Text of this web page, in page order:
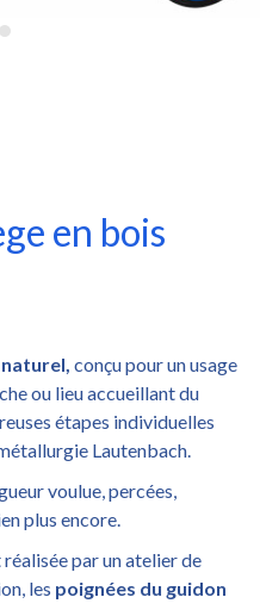
en bois
conçu pour un usage
ou lieu accueillant du
étapes individuelles
Lautenbach.
voulue, percées,
plus encore.
réalisée par un atelier de
les poignées du guidon